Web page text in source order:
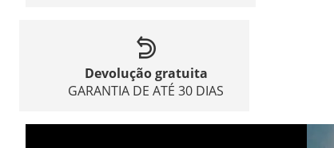
Devolução gratuita
GARANTIA DE ATÉ 30 DIAS